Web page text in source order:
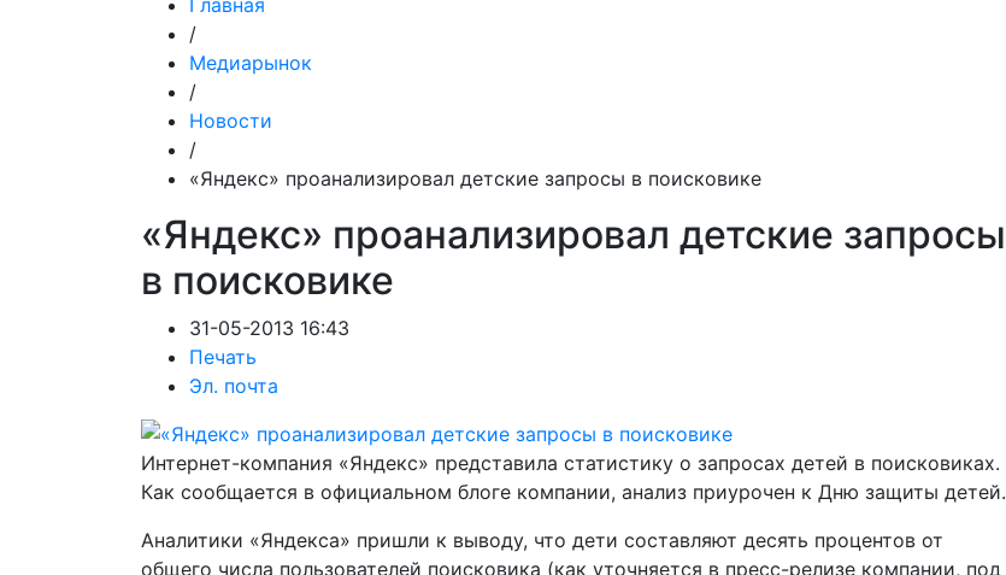
Главная
/
Медиарынок
/
Новости
/
«Яндекс» проанализировал детские запросы в поисковике
«Яндекс» проанализировал детские запросы
в поисковике
31-05-2013 16:43
Печать
Эл. почта
Интернет-компания «Яндекс» представила статистику о запросах детей в поисковиках.
Как сообщается в официальном блоге компании, анализ приурочен к Дню защиты детей.
Аналитики «Яндекса» пришли к выводу, что дети составляют десять процентов от
общего числа пользователей поисковика (как уточняется в пресс-релизе компании, под